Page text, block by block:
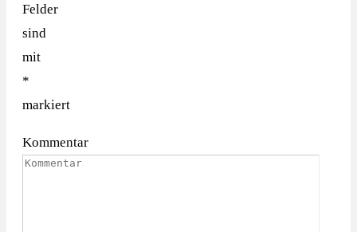
Felder
sind
mit
*
markiert
Kommentar